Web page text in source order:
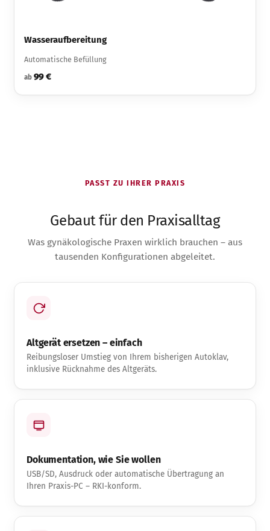
Wasseraufbereitung
Automatische Befüllung
ab99 €
PASST ZU IHRER PRAXIS
Gebaut für den Praxisalltag
Was gynäkologische Praxen wirklich brauchen – aus
tausenden Konfigurationen abgeleitet.
Altgerät ersetzen – einfach
Reibungsloser Umstieg von Ihrem bisherigen Autoklav,
inklusive Rücknahme des Altgeräts.
Dokumentation, wie Sie wollen
USB/SD, Ausdruck oder automatische Übertragung an
Ihren Praxis-PC – RKI-konform.